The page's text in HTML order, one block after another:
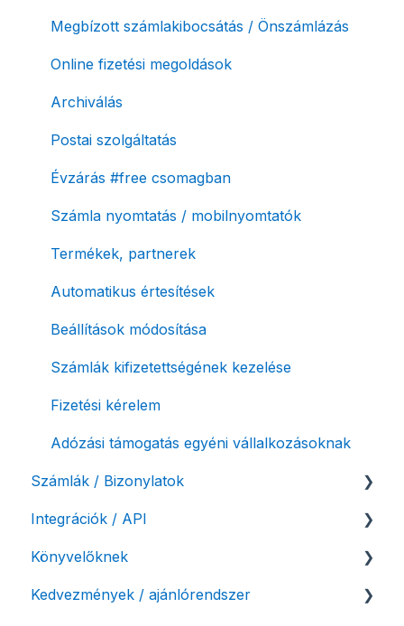
Megbízott számlakibocsátás / Önszámlázás
Online fizetési megoldások
Archiválás
Postai szolgáltatás
Évzárás #free csomagban
Számla nyomtatás / mobilnyomtatók
Termékek, partnerek
Automatikus értesítések
Beállítások módosítása
Számlák kifizetettségének kezelése
Fizetési kérelem
Adózási támogatás egyéni vállalkozásoknak
Számlák / Bizonylatok
Sztornó-, és helyesbítő számla
Díjbekérő, szállítólevél
Előlegszámla, végszámla
Integrációk / API
API interfész, Számla Agent
Webshop pluginok
Könyvelőknek
Listák / adatexport
Kedvezmények / ajánlórendszer